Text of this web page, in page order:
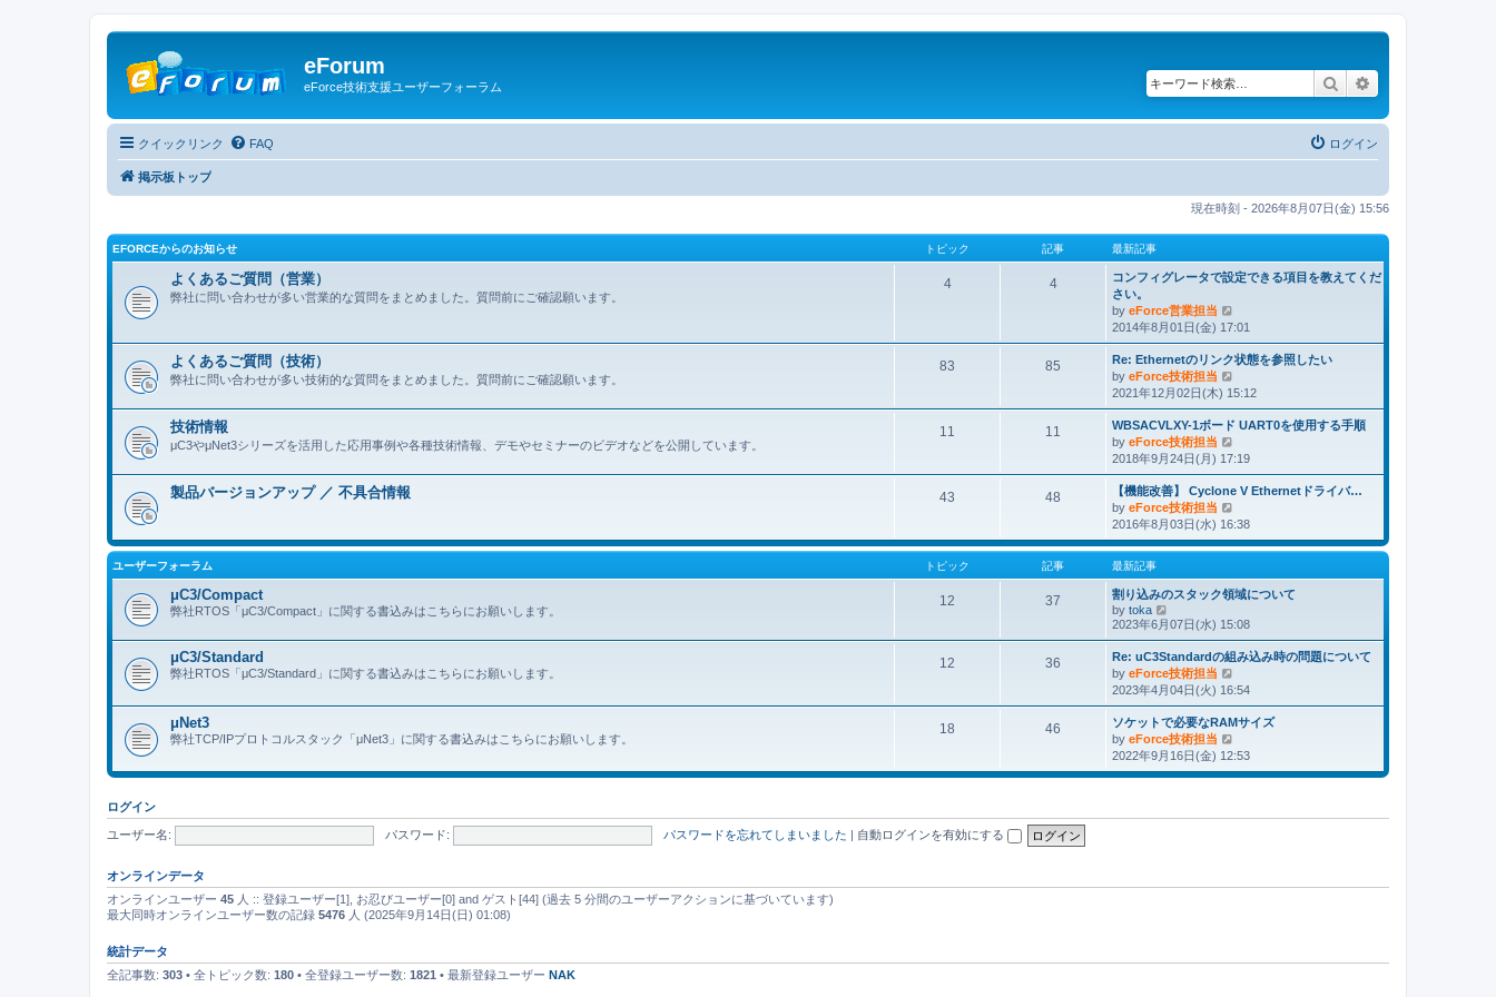
eForum
eForce技術支援ユーザーフォーラム 検索
クイックリンク FAQ ログイン
掲示板トップ
現在時刻 - 2026年8月07日(金) 15:56
EFORCEからのお知らせ トピック 記事 最新記事
よくあるご質問（営業）
弊社に問い合わせが多い営業的な質問をまとめました。質問前にご確認願います。
4 4
コンフィグレータで設定できる項目を教えてくだ
さい。
by eForce営業担当
新
記
事
2014年8月01日(金) 17:01
よくあるご質問（技術）
弊社に問い合わせが多い技術的な質問をまとめました。質問前にご確認願います。
83 85
Re: Ethernetのリンク状態を参照したい
by eForce技術担当
新
記
事
2021年12月02日(木) 15:12
技術情報
μC3やμNet3シリーズを活用した応用事例や各種技術情報、デモやセミナーのビデオなどを公開しています。
11 11
WBSACVLXY-1ボード UART0を使用する手順
by eForce技術担当
新
記
事
2018年9月24日(月) 17:19
製品バージョンアップ ／ 不具合情報 43 48
【機能改善】 Cyclone V Ethernetドライバ…
by eForce技術担当
新
記
2016年8月03日(水) 16:38
ユーザーフォーラム トピック 記事 最新記事
μC3/Compact
弊社RTOS「μC3/Compact」に関する書込みはこちらにお願いします。
12 37
割り込みのスタック領域について
by toka
新
記
事
2023年6月07日(水) 15:08
μC3/Standard
弊社RTOS「μC3/Standard」に関する書込みはこちらにお願いします。
12 36
Re: uC3Standardの組み込み時の問題について
by eForce技術担当
新
記
事
2023年4月04日(火) 16:54
μNet3
弊社TCP/IPプロトコルスタック「μNet3」に関する書込みはこちらにお願いします。
18 46
ソケットで必要なRAMサイズ
by eForce技術担当
新
記
2022年9月16日(金) 12:53
ログイン
ユーザー名: パスワード: パスワードを忘れてしまいました | 自動ログインを有効にする
オンラインデータ
オンラインユーザー 45 人 :: 登録ユーザー[1], お忍びユーザー[0] and ゲスト[44] (過去 5 分間のユーザーアクションに基づいています)
最大同時オンラインユーザー数の記録 5476 人 (2025年9月14日(日) 01:08)
統計データ
全記事数: 303 • 全トピック数: 180 • 全登録ユーザー数: 1821 • 最新登録ユーザー NAK